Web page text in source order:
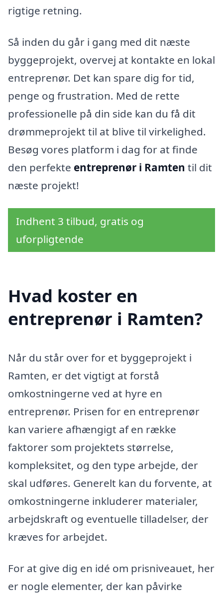
rigtige retning.
Så inden du går i gang med dit næste
byggeprojekt, overvej at kontakte en lokal
entreprenør. Det kan spare dig for tid,
penge og frustration. Med de rette
professionelle på din side kan du få dit
drømmeprojekt til at blive til virkelighed.
Besøg vores platform i dag for at finde
den perfekte entreprenør i Ramten til dit
næste projekt!
Indhent 3 tilbud, gratis og
uforpligtende
Hvad koster en
entreprenør i Ramten?
Når du står over for et byggeprojekt i
Ramten, er det vigtigt at forstå
omkostningerne ved at hyre en
entreprenør. Prisen for en entreprenør
kan variere afhængigt af en række
faktorer som projektets størrelse,
kompleksitet, og den type arbejde, der
skal udføres. Generelt kan du forvente, at
omkostningerne inkluderer materialer,
arbejdskraft og eventuelle tilladelser, der
kræves for arbejdet.
For at give dig en idé om prisniveauet, her
er nogle elementer, der kan påvirke